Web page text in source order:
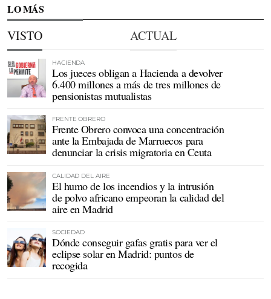
LO MÁS
VISTO ACTUAL
HACIENDA
Los jueces obligan a Hacienda a devolver
6.400 millones a más de tres millones de
pensionistas mutualistas
FRENTE OBRERO
Frente Obrero convoca una concentración
ante la Embajada de Marruecos para
denunciar la crisis migratoria en Ceuta
CALIDAD DEL AIRE
El humo de los incendios y la intrusión
de polvo africano empeoran la calidad del
aire en Madrid
SOCIEDAD
Dónde conseguir gafas gratis para ver el
eclipse solar en Madrid: puntos de
recogida